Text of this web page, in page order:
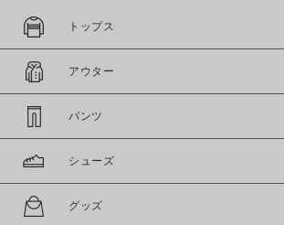
在庫
在庫あり 在庫
トップス
アウター
パンツ
シューズ
グッズ